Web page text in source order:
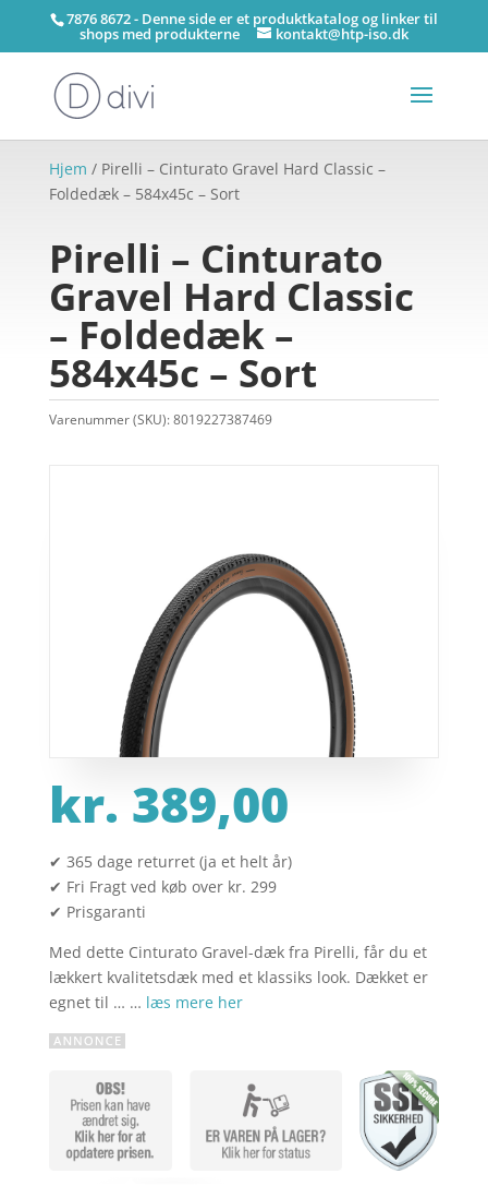
7876 8672 - Denne side er et produktkatalog og linker til
shops med produkterne kontakt@htp-iso.dk
Hjem / Pirelli – Cinturato Gravel Hard Classic –
Foldedæk – 584x45c – Sort
Pirelli – Cinturato
Gravel Hard Classic
– Foldedæk –
584x45c – Sort
Varenummer (SKU):8019227387469
kr. 389,00
✔ 365 dage returret (ja et helt år)
✔ Fri Fragt ved køb over kr. 299
✔ Prisgaranti
Med dette Cinturato Gravel-dæk fra Pirelli, får du et
lækkert kvalitetsdæk med et klassiks look. Dækket er
egnet til … … læs mere her